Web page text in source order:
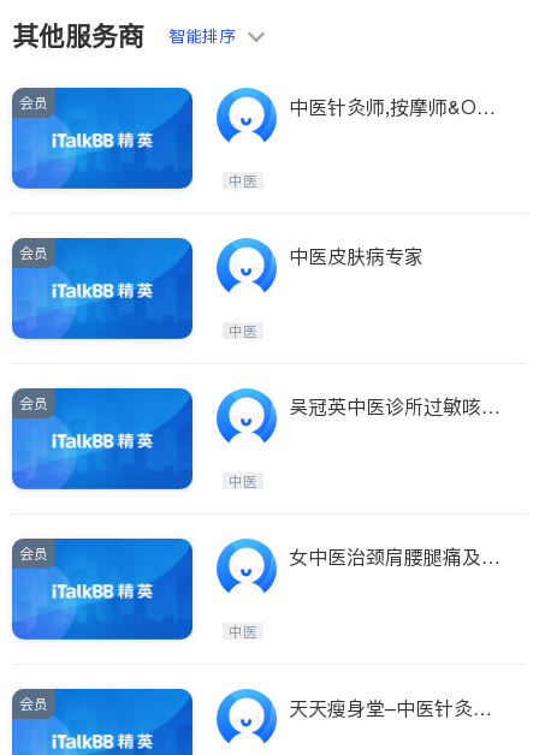
建筑装修North York
Brampton
Kitchener
Newmarket
Stouffville
Maple
Waterloo
Guelph
Oshawa
Niagara Falls
Pickering
Concord
Port Perry
其他服务商 智能排序
会员
中医针灸师,按摩师&Ost
中医
会员 中医皮肤病专家
中医
会员
吴冠英中医诊所过敏咳喘
中医
会员
女中医治颈肩腰腿痛及病
中医
会员
天天瘦身堂–中医针灸减